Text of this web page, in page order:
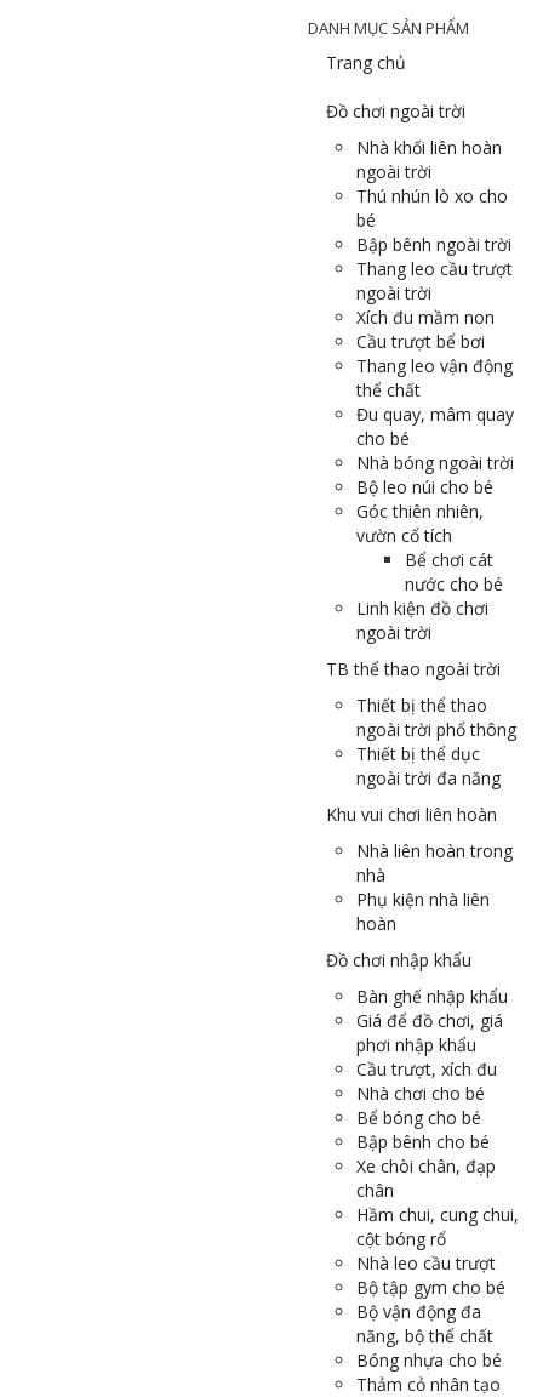
DANH MỤC SẢN PHẨM
Trang chủ
Đồ chơi ngoài trời
Nhà khối liên hoàn
ngoài trời
Thú nhún lò xo cho
bé
Bập bênh ngoài trời
Thang leo cầu trượt
ngoài trời
Xích đu mầm non
Cầu trượt bể bơi
Thang leo vận động
thể chất
Đu quay, mâm quay
cho bé
Nhà bóng ngoài trời
Bộ leo núi cho bé
Góc thiên nhiên,
vườn cổ tích
Bể chơi cát
nước cho bé
Linh kiện đồ chơi
ngoài trời
TB thể thao ngoài trời
Thiết bị thể thao
ngoài trời phổ thông
Thiết bị thể dục
ngoài trời đa năng
Khu vui chơi liên hoàn
Nhà liên hoàn trong
nhà
Phụ kiện nhà liên
hoàn
Đồ chơi nhập khẩu
Bàn ghế nhập khẩu
Giá để đồ chơi, giá
phơi nhập khẩu
Cầu trượt, xích đu
Nhà chơi cho bé
Bể bóng cho bé
Bập bênh cho bé
Xe chòi chân, đạp
chân
Hầm chui, cung chui,
cột bóng rổ
Nhà leo cầu trượt
Bộ tập gym cho bé
Bộ vận động đa
năng, bộ thể chất
Bóng nhựa cho bé
Thảm cỏ nhân tạo